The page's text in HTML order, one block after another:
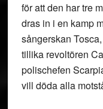
för att den har tre
dras in i en kamp
sångerskan
tillika revoltören
polischefen
vill döda alla